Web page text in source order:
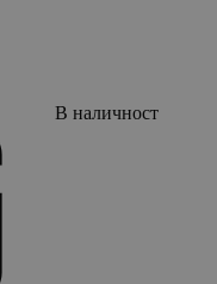
В наличност